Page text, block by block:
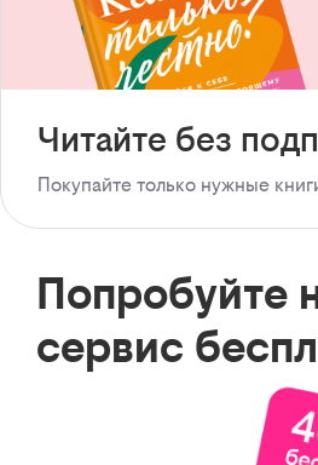
Читайте без
Покупайте только нужные
Попробуйте
сервис